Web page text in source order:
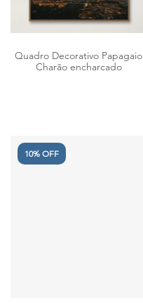
Quadro Decorativo Papagaio
Charão encharcado
10% OFF